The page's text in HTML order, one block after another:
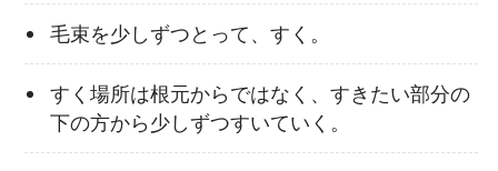
毛束を少しずつとって、すく。
すく場所は根元からではなく、すきたい部分の
下の方から少しずつすいていく。